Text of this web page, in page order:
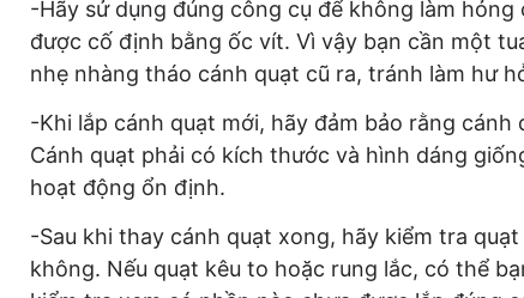
-Hãy sử dụng đúng công cụ để không làm
được cố định bằng ốc vít. Vì vậy bạn cần một
nhẹ nhàng tháo cánh quạt cũ ra, tránh làm hư
-Khi lắp cánh quạt mới, hãy đảm bảo rằng
Cánh quạt phải có kích thước và hình dáng
hoạt động ổn định.
-Sau khi thay cánh quạt xong, hãy kiểm tra
không. Nếu quạt kêu to hoặc rung lắc, có thể